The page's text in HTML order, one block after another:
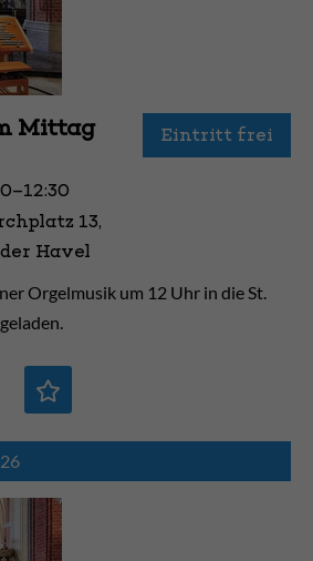
Eintritt frei
Mittag
13,
Havel
Orgelmusik um 12 Uhr in die St.